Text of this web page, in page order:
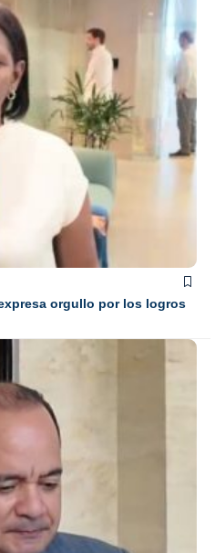
orgullo por los logros